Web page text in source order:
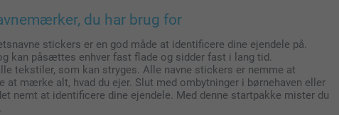
du har brug for
stickers er en god måde at identificere dine ejendele på.
kan påsættes enhver fast flade og sidder fast i lang tid.
tekstiler, som kan stryges. Alle navne stickers er nemme at
at mærke alt, hvad du ejer. Slut med ombytninger i børnehaven eller
nemt at identificere dine ejendele. Med denne startpakke mister du